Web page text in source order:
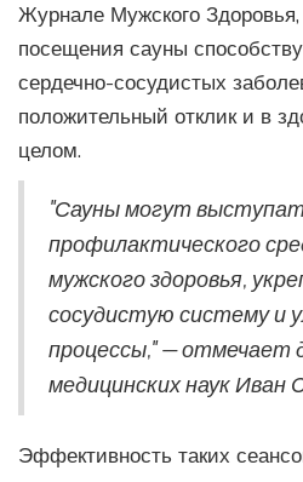
Журнале Мужского
посещения сауны
сердечно-сосудистых
положительный отклик и в
целом.
"Сауны могут
профилактического
мужского здоровья,
сосудистую систему и
процессы," — отмечает
медицинских наук Иван
Эффективность таких